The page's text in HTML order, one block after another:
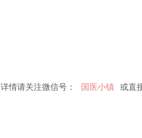
详情请关注微信号： 国医小镇 或直